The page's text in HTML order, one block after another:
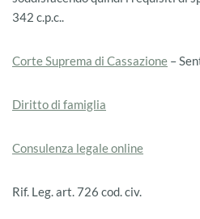
342 c.p.c..
Corte Suprema di Cassazione –
Dirittodi famiglia
Consulenza legale online
Rif. Leg. art. 726 cod. civ.